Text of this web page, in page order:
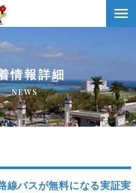
情報詳細
線バスが無料になる実証実